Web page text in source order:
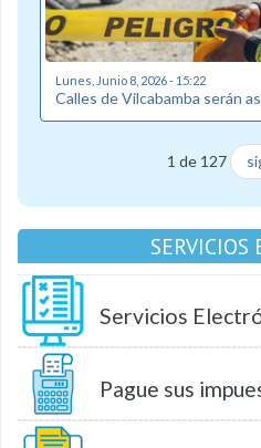
Lunes, Junio 8, 2026 - 15:22
Calles de Vilcabamba serán
1 de 127
SERVICIOS
Servicios
Pague sus